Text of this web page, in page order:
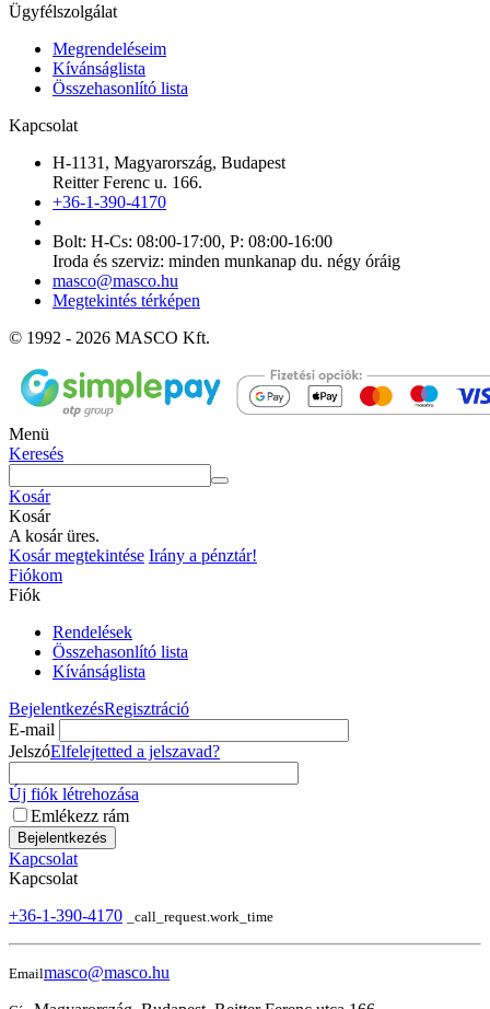
Ügyfélszolgálat
Megrendeléseim
Kívánságlista
Összehasonlító lista
Kapcsolat
H-1131, Magyarország, Budapest
Reitter Ferenc u. 166.
+36-1-390-4170
Bolt: H-Cs: 08:00-17:00, P: 08:00-16:00
Iroda és szerviz: minden munkanap du. négy óráig
masco@masco.hu
Megtekintés térképen
© 1992 - 2026 MASCO Kft.
Menü
Keresés
Kosár
Kosár
A kosár üres.
Kosár megtekintése Irány a pénztár!
Fiókom
Fiók
Rendelések
Összehasonlító lista
Kívánságlista
BejelentkezésRegisztráció
E-mail
JelszóElfelejtetted a jelszavad?
Új fiók létrehozása
Emlékezz rám
Bejelentkezés
Kapcsolat
Kapcsolat
+36-1-390-4170
_call_request.work_time
Emailmasco@masco.hu